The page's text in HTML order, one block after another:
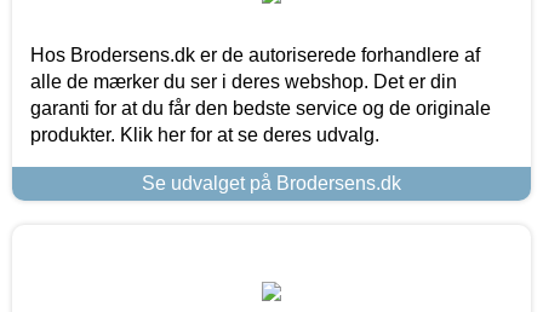
Hos Brodersens.dk er de autoriserede forhandlere af
alle de mærker du ser i deres webshop. Det er din
garanti for at du får den bedste service og de originale
produkter. Klik her for at se deres udvalg.
Se udvalget på Brodersens.dk